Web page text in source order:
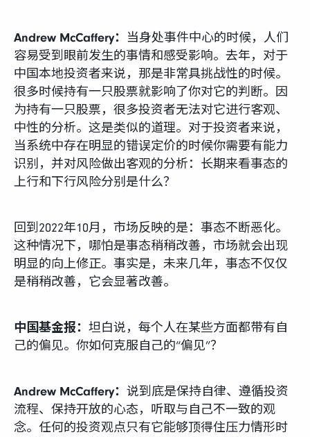
Andrew McCaffery： 当身处事件中心的时候，人们
容易受到眼前发生的事情和感受影响。去年，对于
中国本地投资者来说，那是非常具挑战性的时候。
很多时候持有一只股票就影响了你对它的判断。因
为持有一只股票，很多投资者无法对它进行客观、
中性的分析。这是类似的道理。对于投资者来说，
当系统中存在明显的错误定价的时候你需要有能力
识别，并对风险做出客观的分析：长期来看事态的
上行和下行风险分别是什么？
回到2022年10月，市场反映的是：事态不断恶化。
这种情况下，哪怕是事态稍稍改善，市场就会出现
明显的向上修正。事实是，未来几年，事态不仅仅
是稍稍改善，它会显著改善。
中国基金报： 坦白说，每个人在某些方面都带有自
己的偏见。你如何克服自己的“偏见”？
Andrew McCaffery： 说到底是保持自律、遵循投资
流程、保持开放的心态，听取与自己不一致的观
念。任何的投资观点只有它能够顶得住压力情形时